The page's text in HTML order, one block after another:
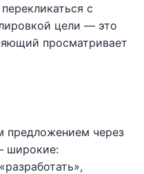
с
цели — это
просматривает
предложением через
широкие: